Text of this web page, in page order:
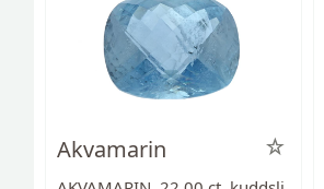
Akvamarin